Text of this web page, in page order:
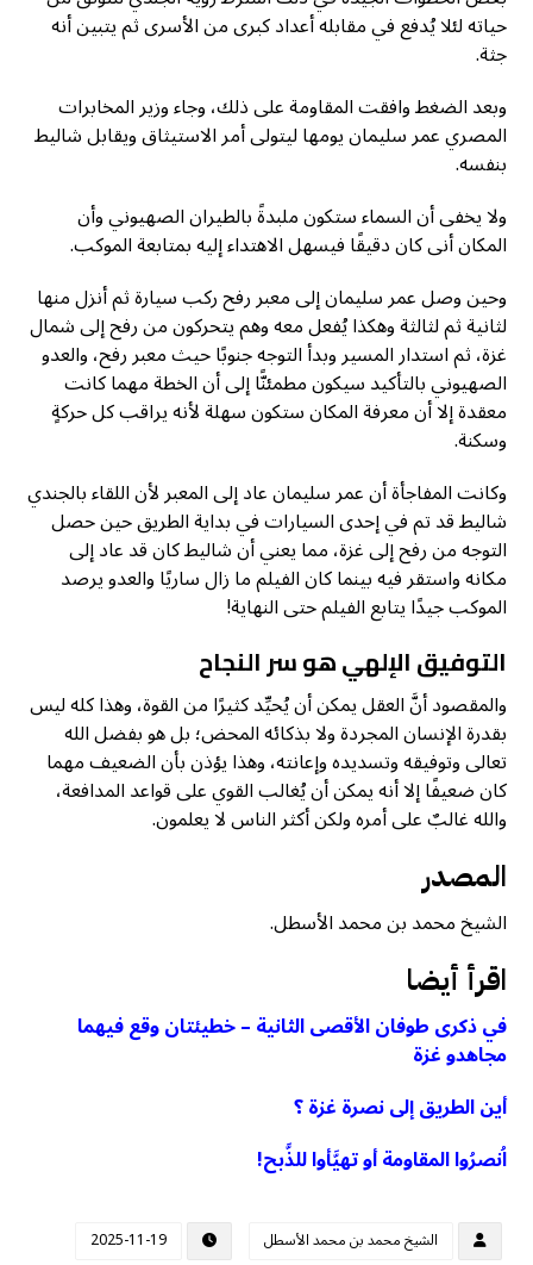
حياته لئلا يُدفع في مقابله أعداد كبرى من الأسرى ثم يتبين أنه
جثة.
وبعد الضغط وافقت المقاومة على ذلك، وجاء وزير المخابرات
المصري عمر سليمان يومها ليتولى أمر الاستيثاق ويقابل شاليط
بنفسه.
ولا يخفى أن السماء ستكون ملبدةً بالطيران الصهيوني وأن
المكان أنى كان دقيقًا فيسهل الاهتداء إليه بمتابعة الموكب.
وحين وصل عمر سليمان إلى معبر رفح ركب سيارة ثم أنزل منها
لثانية ثم لثالثة وهكذا يُفعل معه وهم يتحركون من رفح إلى شمال
غزة، ثم استدار المسير وبدأ التوجه جنوبًا حيث معبر رفح، والعدو
الصهيوني بالتأكيد سيكون مطمئنًّا إلى أن الخطة مهما كانت
معقدة إلا أن معرفة المكان ستكون سهلة لأنه يراقب كل حركةٍ
وسكنة.
وكانت المفاجأة أن عمر سليمان عاد إلى المعبر لأن اللقاء بالجندي
شاليط قد تم في إحدى السيارات في بداية الطريق حين حصل
التوجه من رفح إلى غزة، مما يعني أن شاليط كان قد عاد إلى
مكانه واستقر فيه بينما كان الفيلم ما زال ساريًا والعدو يرصد
الموكب جيدًا يتابع الفيلم حتى النهاية!
التوفيق الإلهي هو سر النجاح
والمقصود أنَّ العقل يمكن أن يُحيِّد كثيرًا من القوة، وهذا كله ليس
بقدرة الإنسان المجردة ولا بذكائه المحض؛ بل هو بفضل الله
تعالى وتوفيقه وتسديده وإعانته، وهذا يؤذن بأن الضعيف مهما
كان ضعيفًا إلا أنه يمكن أن يُغالب القوي على قواعد المدافعة،
والله غالبٌ على أمره ولكن أكثر الناس لا يعلمون.
المصدر
الشيخ محمد بن محمد الأسطل.
اقرأ أيضا
في ذكرى طوفان الأقصى الثانية – خطيئتان وقع فيهما
مجاهدو غزة
أين الطريق إلى نصرة غزة ؟
اُنصرُوا المقاومة أو تهيَّأوا للذَّبح!
الشيخ محمد بن محمد الأسطل
2025-11-19